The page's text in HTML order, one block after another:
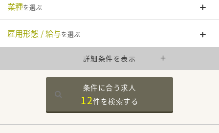
業種を選ぶ
雇用形態 / 給与を選ぶ
詳細条件を表示
条件に合う求人
12件を検索する